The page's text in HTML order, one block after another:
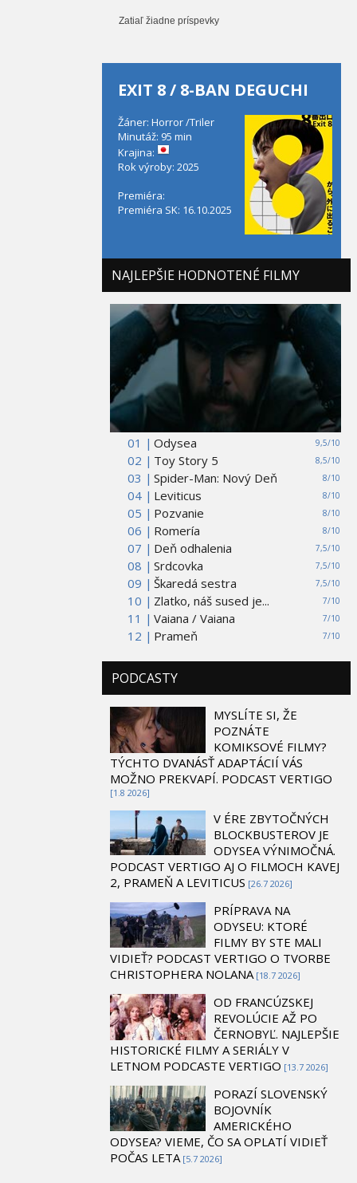
Zatiaľ žiadne príspevky
EXIT 8 / 8-BAN DEGUCHI
Žáner: Horror /Triler
Minutáž: 95 min
Krajina:
Rok výroby: 2025
Premiéra:
Premiéra SK: 16.10.2025
NAJLEPŠIE HODNOTENÉ FILMY
01 | 9,5/10
Odysea
02 |
8,5/10
Toy Story 5
03 |
8/10
Spider-Man: Nový Deň
04 |
8/10
Leviticus
05 |
8/10
Pozvanie
06 |
8/10
Romería
07 |
7,5/10
Deň odhalenia
08 |
7,5/10
Srdcovka
09 |
7,5/10
Škaredá sestra
10 |
7/10
Zlatko, náš sused je...
11 |
7/10
Vaiana / Vaiana
12 |
7/10
Prameň
PODCASTY
MYSLÍTE SI, ŽE
POZNÁTE
KOMIKSOVÉ FILMY?
TÝCHTO DVANÁSŤ ADAPTÁCIÍ VÁS
MOŽNO PREKVAPÍ. PODCAST VERTIGO
[1.8 2026]
V ÉRE ZBYTOČNÝCH
BLOCKBUSTEROV JE
ODYSEA VÝNIMOČNÁ.
PODCAST VERTIGO AJ O FILMOCH KAVEJ
2, PRAMEŇ A LEVITICUS [26.7 2026]
PRÍPRAVA NA
ODYSEU: KTORÉ
FILMY BY STE MALI
VIDIEŤ? PODCAST VERTIGO O TVORBE
CHRISTOPHERA NOLANA [18.7 2026]
OD FRANCÚZSKEJ
REVOLÚCIE AŽ PO
ČERNOBYĽ. NAJLEPŠIE
HISTORICKÉ FILMY A SERIÁLY V
LETNOM PODCASTE VERTIGO [13.7 2026]
PORAZÍ SLOVENSKÝ
BOJOVNÍK
AMERICKÉHO
ODYSEA? VIEME, ČO SA OPLATÍ VIDIEŤ
POČAS LETA [5.7 2026]